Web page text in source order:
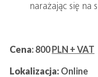
narażając się na
Cena: 800PLN + VAT
Lokalizacja: Online